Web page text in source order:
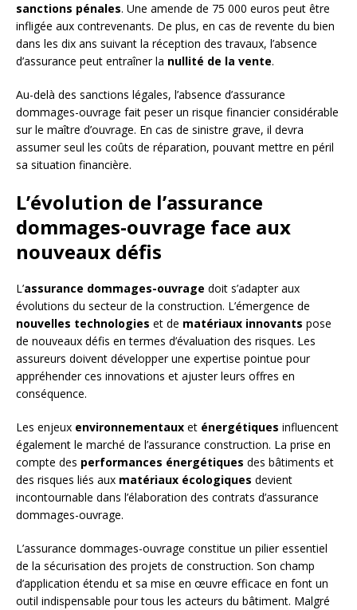
sanctions pénales. Une amende de 75 000 euros peut être
infligée aux contrevenants. De plus, en cas de revente du bien
dans les dix ans suivant la réception des travaux, l’absence
d’assurance peut entraîner la nullité de la vente.
Au-delà des sanctions légales, l’absence d’assurance
dommages-ouvrage fait peser un risque financier considérable
sur le maître d’ouvrage. En cas de sinistre grave, il devra
assumer seul les coûts de réparation, pouvant mettre en péril
sa situation financière.
L’évolution de l’assurance
dommages-ouvrage face aux
nouveaux défis
L’assurance dommages-ouvrage doit s’adapter aux
évolutions du secteur de la construction. L’émergence de
nouvelles technologies et de matériaux innovants pose
de nouveaux défis en termes d’évaluation des risques. Les
assureurs doivent développer une expertise pointue pour
appréhender ces innovations et ajuster leurs offres en
conséquence.
Les enjeux environnementaux et énergétiques influencent
également le marché de l’assurance construction. La prise en
compte des performances énergétiques des bâtiments et
des risques liés aux matériaux écologiques devient
incontournable dans l’élaboration des contrats d’assurance
dommages-ouvrage.
L’assurance dommages-ouvrage constitue un pilier essentiel
de la sécurisation des projets de construction. Son champ
d’application étendu et sa mise en œuvre efficace en font un
outil indispensable pour tous les acteurs du bâtiment. Malgré